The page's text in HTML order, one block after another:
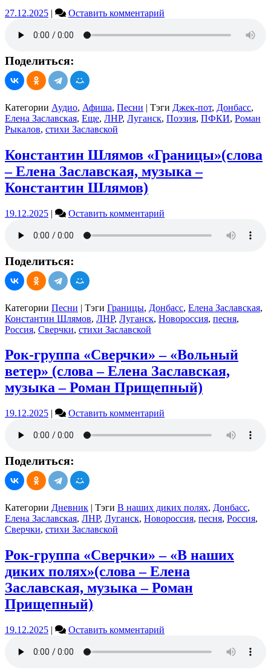
27.12.2025 | Оставить комментарий
«ЕЩЁ»
Заславская,
музыка
Рыкалов)
Поделиться:
Категории Аудио, Афиша, Песни | Тэги Джек-пот, Донбасс,
Елена Заславская, Еще, ЛНР, Луганск, Поэзия, ПФКИ, Роман
Рыкалов, стихи Заславской
Константин Шлямов «Границы»(слова
– Елена Заславская, музыка –
Константин Шлямов)
19.12.2025 | Оставить комментарий
Шлямов
Константин
Шлямов)
Поделиться:
Категории Песни | Тэги Границы, Донбасс, Елена Заславская,
Константин Шлямов, ЛНР, Луганск, Новороссия, песня,
Россия, Сверчки, стихи Заславской
Рок-группа «Сверчки» – «Вольный
ветер» (слова – Елена Заславская,
музыка – Роман Прищепный)
19.12.2025 | Оставить комментарий
группа
Елена
Заславская,
Роман
Прищепный)
Поделиться:
Категории Дневник | Тэги В наших диких полях, Донбасс,
Елена Заславская, ЛНР, Луганск, Новороссия, песня, Россия,
Сверчки, стихи Заславской
Рок-группа «Сверчки» – «В наших
диких полях»(слова – Елена
Заславская, музыка – Роман
Прищепный)
19.12.2025 | Оставить комментарий
группа